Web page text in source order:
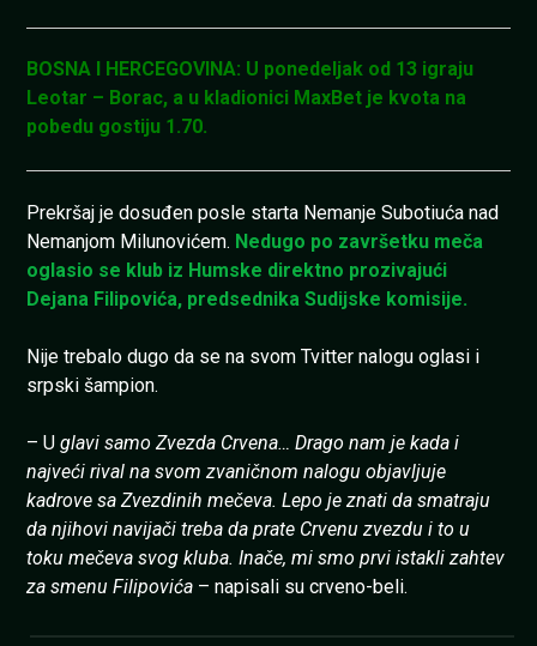
BOSNA I HERCEGOVINA: U ponedeljak od 13 igraju
Leotar – Borac, a u kladionici MaxBet je kvota na
pobedu gostiju 1.70.
Prekršaj je dosuđen posle starta Nemanje Subotiuća nad
Nemanjom Milunovićem. Nedugo po završetku meča
oglasio se klub iz Humske direktno prozivajući
Dejana Filipovića, predsednika Sudijske komisije.
Nije trebalo dugo da se na svom Tvitter nalogu oglasi i
srpski šampion.
– U glavi samo Zvezda Crvena… Drago nam je kada i
najveći rival na svom zvaničnom nalogu objavljuje
kadrove sa Zvezdinih mečeva. Lepo je znati da smatraju
da njihovi navijači treba da prate Crvenu zvezdu i to u
toku mečeva svog kluba. Inače, mi smo prvi istakli zahtev
za smenu Filipovića – napisali su crveno-beli.